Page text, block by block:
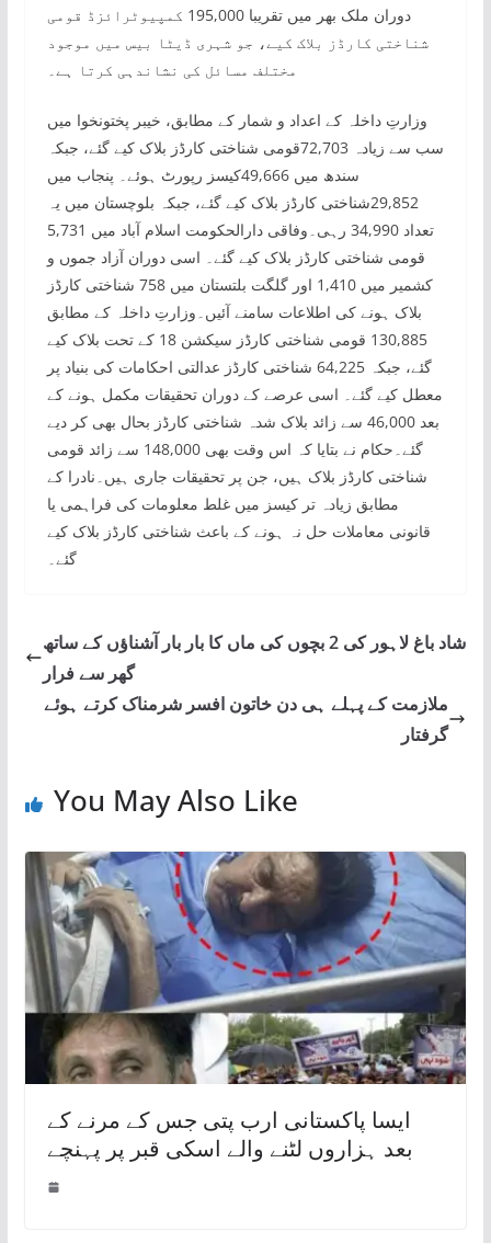
دوران ملک بھر میں تقریبا 195,000 کمپیوٹرائزڈ قومی
شناختی کارڈز بلاک کیے، جو شہری ڈیٹا بیس میں موجود
مختلف مسائل کی نشاندہی کرتا ہے۔
وزارتِ داخلہ کے اعداد و شمار کے مطابق، خیبر پختونخوا میں
سب سے زیادہ 72,703قومی شناختی کارڈز بلاک کیے گئے، جبکہ
سندھ میں 49,666کیسز رپورٹ ہوئے۔ پنجاب میں
29,852شناختی کارڈز بلاک کیے گئے، جبکہ بلوچستان میں یہ
تعداد 34,990 رہی۔وفاقی دارالحکومت اسلام آباد میں 5,731
قومی شناختی کارڈز بلاک کیے گئے۔ اسی دوران آزاد جموں و
کشمیر میں 1,410 اور گلگت بلتستان میں 758 شناختی کارڈز
بلاک ہونے کی اطلاعات سامنے آئیں۔وزارتِ داخلہ کے مطابق
130,885 قومی شناختی کارڈز سیکشن 18 کے تحت بلاک کیے
گئے، جبکہ 64,225 شناختی کارڈز عدالتی احکامات کی بنیاد پر
معطل کیے گئے۔ اسی عرصے کے دوران تحقیقات مکمل ہونے کے
بعد 46,000 سے زائد بلاک شدہ شناختی کارڈز بحال بھی کر دیے
گئے۔حکام نے بتایا کہ اس وقت بھی 148,000 سے زائد قومی
شناختی کارڈز بلاک ہیں، جن پر تحقیقات جاری ہیں۔نادرا کے
مطابق زیادہ تر کیسز میں غلط معلومات کی فراہمی یا
قانونی معاملات حل نہ ہونے کے باعث شناختی کارڈز بلاک کیے
گئے۔
شاد باغ لاہور کی 2 بچوں کی ماں کا بار بار آشناؤں کے ساتھ
گھر سے فرار
ملازمت کے پہلے ہی دن خاتون افسر شرمناک کرتے ہوئے
گرفتار
You May Also Like
ایسا پاکستانی ارب پتی جس کے مرنے کے
بعد ہزاروں لٹنے والے اسکی قبر پر پہنچے